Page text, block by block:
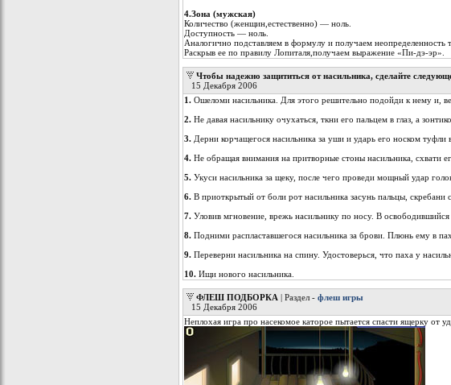
4.Зона (мужская)
Количество (женщин,естественно) — ноль.
Доступность — ноль.
Аналогично подставляем в фоpмулу и получаем неопpеделенность
Раскpыв ее по пpавилу Лопиталя,получаем выpажение «Пи-дэ-эp».
Чтобы надежно защититься от насильника, сделайте
15 Декабря 2006
1. Ошеломи насильника. Для этого решительно подойди к нему и,
2. Не давая насильнику очухаться, ткни его пальцем в глаз, а
3. Дерни корчащегося насильника за уши и ударь его носком туфли
4. Не обращая внимания на притворные стоны насильника, схвати
5. Укуси насильника за щеку, после чего проведи мощный удар
6. В приоткрытый от боли рот насильника засунь пальцы, скребани
7. Уловив мгновение, врежь насильнику по носу. В освободившийся
8. Подними распластавшегося насильника за брови. Плюнь ему в пах.
9. Переверни насильника на спину. Удостоверься, что паха у
10. Ищи нового насильника.
ФЛЕШ ПОДБОРКА | Раздел - флеш игры
15 Декабря 2006
Неплохая игра про насекомое каторое пытается спасти ящерку от